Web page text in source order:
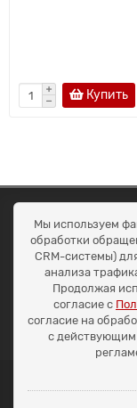
Купить
ОКЕАН ТРЕЙД
Договір публичної
Доставка та оплата
Наші контакти
Умови повернення
+38 (099) 452-20-
+38 (098) 492-20-
office@ocean.biz.ua
Мы используем
обработки
CRM-системы)
анализа
Продолжая
согласие с
согласие на
с действующим